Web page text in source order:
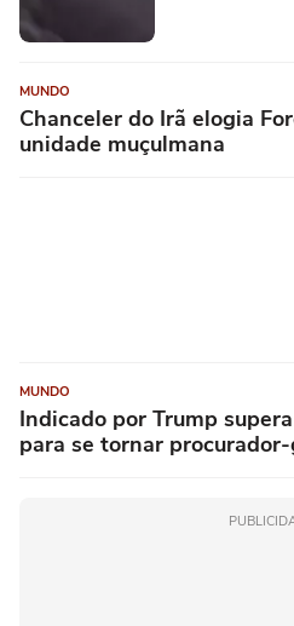
MUNDO
Chanceler do Irã elogia
unidade muçulmana
MUNDO
Indicado por Trump
para se tornar